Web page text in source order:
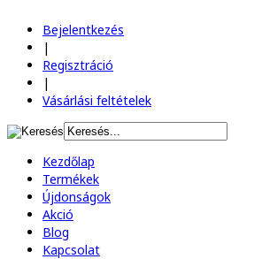
Bejelentkezés
|
Regisztráció
|
Vásárlási feltételek
Kezdőlap
Termékek
Újdonságok
Akció
Blog
Kapcsolat